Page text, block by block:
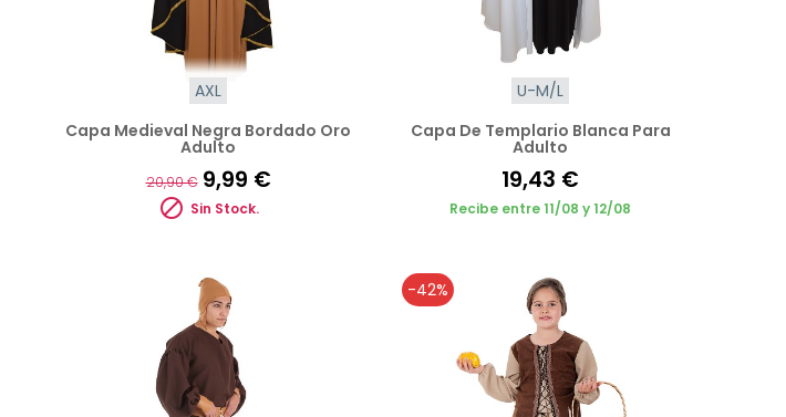
AXL
Capa Medieval Negra Bordado Oro
Adulto
20,90 € 9,99 €
 Sin Stock.
U-M/L
Capa De Templario Blanca Para
Adulto
19,43 €
Recibe entre 11/08 y 12/08
-42%